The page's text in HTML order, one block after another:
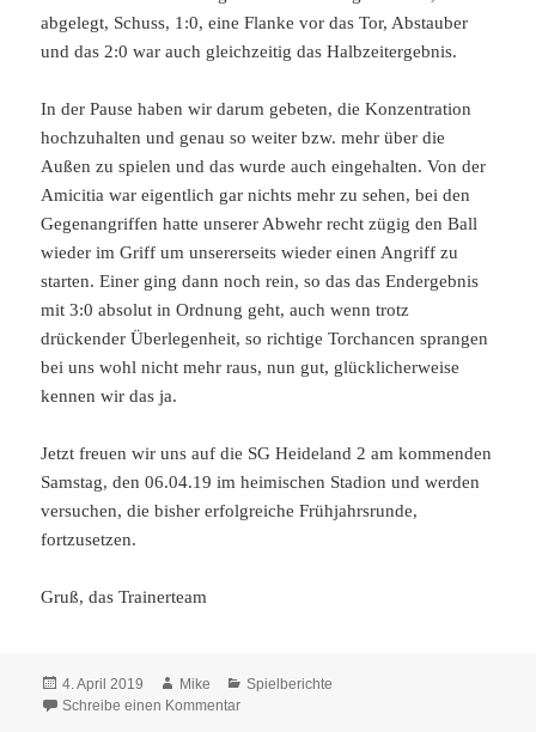
abgelegt, Schuss, 1:0, eine Flanke vor das Tor, Abstauber
und das 2:0 war auch gleichzeitig das Halbzeitergebnis.
In der Pause haben wir darum gebeten, die Konzentration
hochzuhalten und genau so weiter bzw. mehr über die
Außen zu spielen und das wurde auch eingehalten. Von der
Amicitia war eigentlich gar nichts mehr zu sehen, bei den
Gegenangriffen hatte unserer Abwehr recht zügig den Ball
wieder im Griff um unsererseits wieder einen Angriff zu
starten. Einer ging dann noch rein, so das das Endergebnis
mit 3:0 absolut in Ordnung geht, auch wenn trotz
drückender Überlegenheit, so richtige Torchancen sprangen
bei uns wohl nicht mehr raus, nun gut, glücklicherweise
kennen wir das ja.
Jetzt freuen wir uns auf die SG Heideland 2 am kommenden
Samstag, den 06.04.19 im heimischen Stadion und werden
versuchen, die bisher erfolgreiche Frühjahrsrunde,
fortzusetzen.
Gruß, das Trainerteam
Veröffentlicht
am
4. April 2019 Autor
Mike Kategorien
Spielberichte
Schreibe einen Kommentarzu Heimspiel gegen Amicitia Schleiden am